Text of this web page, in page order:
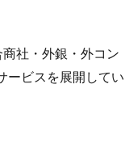
社・外銀・外コン
ービスを展開してい